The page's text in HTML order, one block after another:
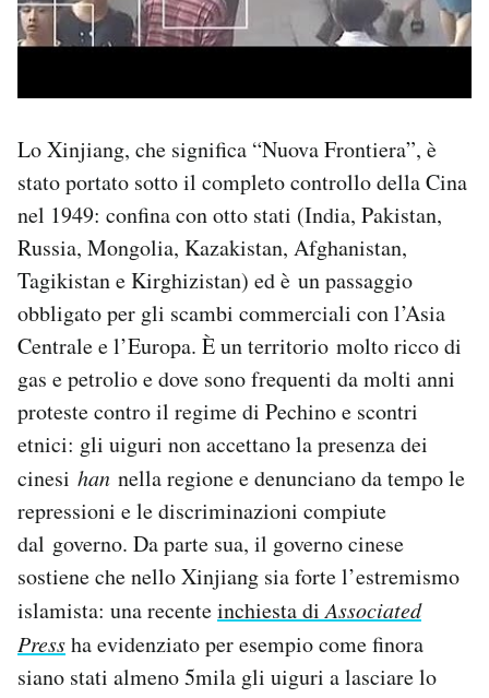
Lo Xinjiang, che significa “Nuova Frontiera”, è
stato portato sotto il completo controllo della Cina
nel 1949: confina con otto stati (India, Pakistan,
Russia, Mongolia, Kazakistan, Afghanistan,
Tagikistan e Kirghizistan) ed è un passaggio
obbligato per gli scambi commerciali con l’Asia
Centrale e l’Europa. È un territorio molto ricco di
gas e petrolio e dove sono frequenti da molti anni
proteste contro il regime di Pechino e scontri
etnici: gli uiguri non accettano la presenza dei
cinesi han nella regione e denunciano da tempo le
repressioni e le discriminazioni compiute
dal governo. Da parte sua, il governo cinese
sostiene che nello Xinjiang sia forte l’estremismo
islamista: una recenteinchiesta diAssociated
Pressha evidenziato per esempio come finora
siano stati almeno 5mila gli uiguri a lasciare lo